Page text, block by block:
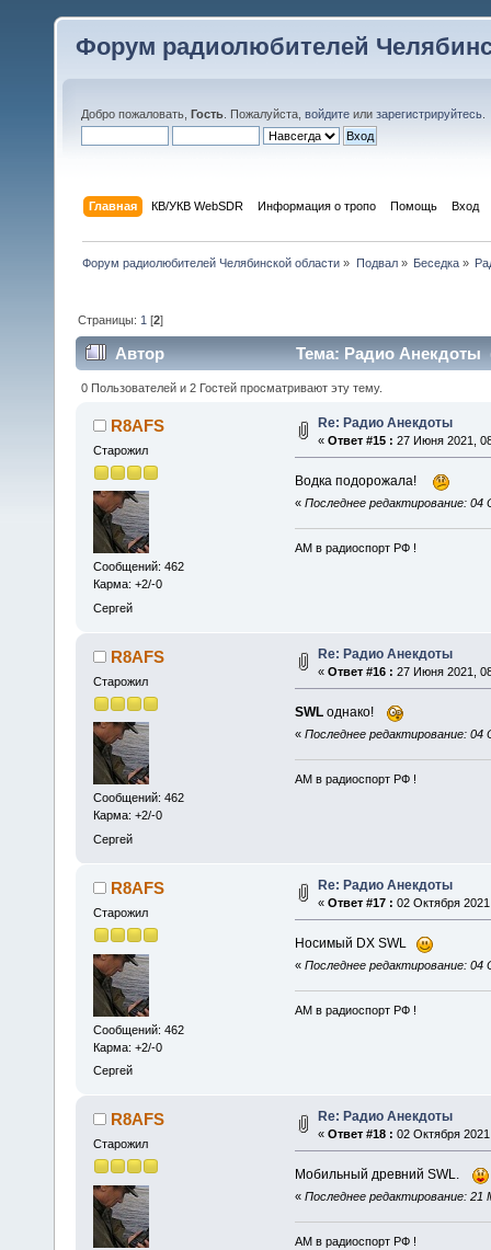
Форум радиолюбителей
Добро пожаловать, Гость . Пожалуйста, войдите или зарегистрируйтесь
Главная КВ/УКВ WebSDR Информация о тропо Помощь Вход
Форум радиолюбителей Челябинской области » Подвал» Беседка»
Страницы: 1 [2]
Автор Тема: Радио Анекдоты
0 Пользователей и 2 Гостей просматривают эту тему.
R8AFS
Старожил
Сообщений: 462
Карма: +2/-0
Сергей
Re: Радио Анекдоты
« Ответ #15 : 27 Июня 2021,
Водка подорожала!
« Последнее редактирование:
АМ в радиоспорт РФ !
R8AFS
Старожил
Сообщений: 462
Карма: +2/-0
Сергей
Re: Радио Анекдоты
« Ответ #16 : 27 Июня 2021,
SWLоднако!
« Последнее редактирование:
АМ в радиоспорт РФ !
R8AFS
Старожил
Сообщений: 462
Карма: +2/-0
Сергей
Re: Радио Анекдоты
« Ответ #17 : 02 Октября
Носимый DX SWL
« Последнее редактирование:
АМ в радиоспорт РФ !
R8AFS
Старожил
Re: Радио Анекдоты
« Ответ #18 : 02 Октября
Мобильный древний SWL.
« Последнее редактирование: 21
АМ в радиоспорт РФ !